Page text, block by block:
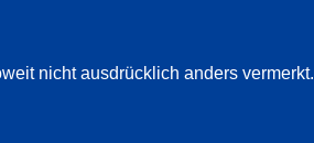
nicht ausdrücklich anders vermerkt.